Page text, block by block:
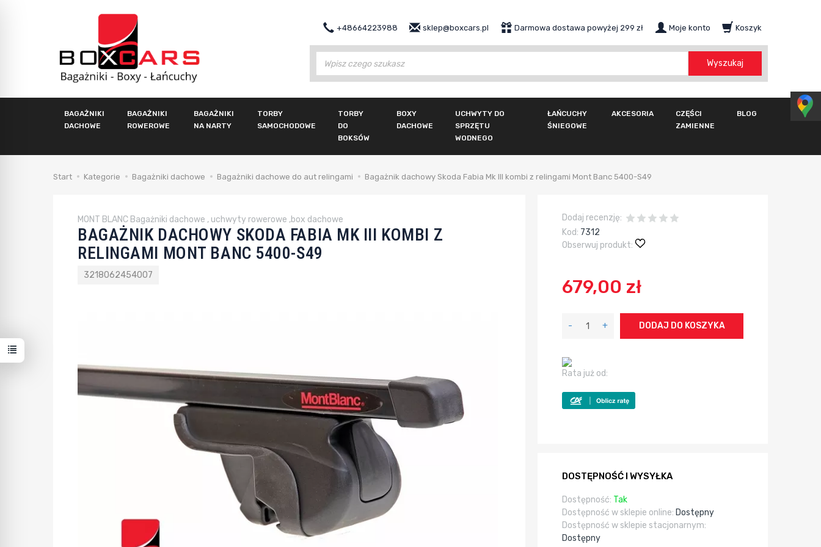
+48664223988 Darmowa dostawa powyżej 299 zł
sklep@boxcars.pl Moje konto Koszyk
Wyszukaj
BAGAŻNIKI
DACHOWE
BAGAŻNIKI
ROWEROWE
BAGAŻNIKI
NA NARTY
TORBY
SAMOCHODOWE
TORBY
DO
BOKSÓW
BOXY
DACHOWE
UCHWYTY DO
SPRZĘTU
WODNEGO
ŁAŃCUCHY
ŚNIEGOWE
AKCESORIA
CZĘŚCI
ZAMIENNE
BLOG
Start Kategorie Bagażniki dachowe Bagażniki dachowe do aut relingami Bagażnik dachowy Skoda Fabia Mk III kombi z relingami Mont Banc 5400-S49
MONT BLANC Bagażniki dachowe , uchwyty rowerowe ,box dachowe
BAGAŻNIK DACHOWY SKODA FABIA MK III KOMBI Z
RELINGAMI MONT BANC 5400-S49
3218062454007
Dodaj recenzję:
Kod: 7312
Obserwuj produkt:
679,00 zł
- + DODAJ DO KOSZYKA
Rata już od:
DOSTĘPNOŚĆ I WYSYŁKA
Dostępność: Tak
Dostępność w sklepie online: Dostępny
Dostępność w sklepie stacjonarnym:
Dostępny
W ostatnich 7 dniach produktem interesuje się